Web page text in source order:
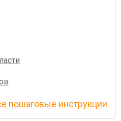
пошаговые инструкции